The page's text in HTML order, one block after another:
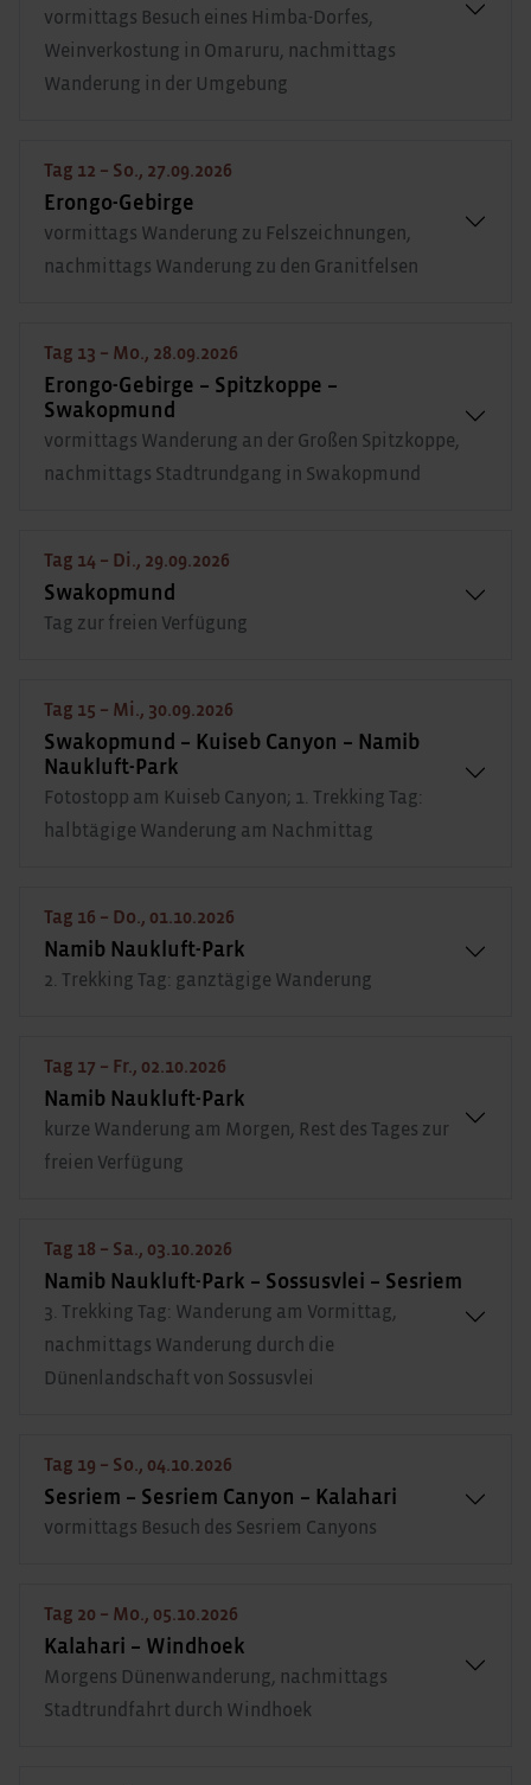
vormittags Besuch eines Himba-Dorfes,
Weinverkostung in Omaruru, nachmittags
Wanderung in der Umgebung
Tag 12 – So., 27.09.2026
Erongo-Gebirge
vormittags Wanderung zu Felszeichnungen,
nachmittags Wanderung zu den Granitfelsen
Tag 13 – Mo., 28.09.2026
Erongo-Gebirge – Spitzkoppe –
Swakopmund
vormittags Wanderung an der Großen Spitzkoppe,
nachmittags Stadtrundgang in Swakopmund
Tag 14 – Di., 29.09.2026
Swakopmund
Tag zur freien Verfügung
Tag 15 – Mi., 30.09.2026
Swakopmund – Kuiseb Canyon – Namib
Naukluft-Park
Fotostopp am Kuiseb Canyon; 1. Trekking Tag:
halbtägige Wanderung am Nachmittag
Tag 16 – Do., 01.10.2026
Namib Naukluft-Park
2. Trekking Tag: ganztägige Wanderung
Tag 17 – Fr., 02.10.2026
Namib Naukluft-Park
kurze Wanderung am Morgen, Rest des Tages zur
freien Verfügung
Tag 18 – Sa., 03.10.2026
Namib Naukluft-Park – Sossusvlei – Sesriem
3. Trekking Tag: Wanderung am Vormittag,
nachmittags Wanderung durch die
Dünenlandschaft von Sossusvlei
Tag 19 – So., 04.10.2026
Sesriem – Sesriem Canyon – Kalahari
vormittags Besuch des Sesriem Canyons
Tag 20 – Mo., 05.10.2026
Kalahari – Windhoek
Morgens Dünenwanderung, nachmittags
Stadtrundfahrt durch Windhoek